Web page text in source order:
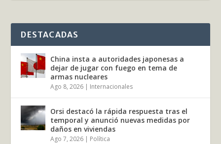
DESTACADAS
China insta a autoridades japonesas a
dejar de jugar con fuego en tema de
armas nucleares
Ago 8, 2026 | Internacionales
Orsi destacó la rápida respuesta tras el
temporal y anunció nuevas medidas por
daños en viviendas
Ago 7, 2026 | Política